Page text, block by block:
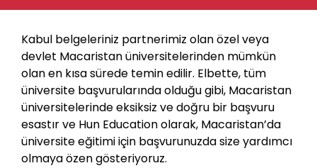
Kabul belgeleriniz partnerimiz olan özel veya
devlet Macaristan üniversitelerinden mümkün
olan en kısa sürede temin edilir. Elbette, tüm
üniversite başvurularında olduğu gibi, Macaristan
üniversitelerinde eksiksiz ve doğru bir başvuru
esastır ve Hun Education olarak, Macaristan’da
üniversite eğitimi için başvurunuzda size yardımcı
olmaya özen gösteriyoruz.